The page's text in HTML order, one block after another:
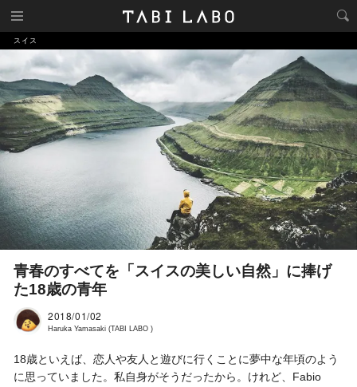
スイス
青春のすべてを「スイスの美しい自然」に捧げ
た18歳の青年
2018/01/02
Haruka Yamasaki (TABI LABO )
18歳といえば、恋人や友人と遊びに行くことに夢中な年頃のよう
に思っていました。私自身がそうだったから。けれど、Fabio